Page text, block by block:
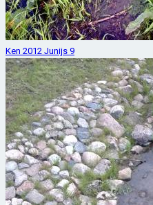
Ken 2012 Junijs 9